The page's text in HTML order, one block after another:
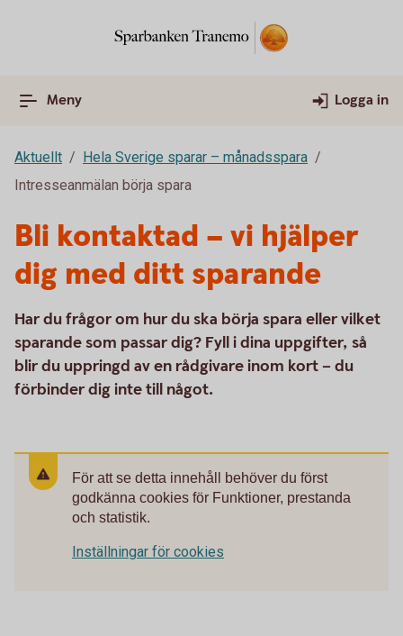
Meny Logga in
Aktuellt
Hela Sverige sparar – månadsspara
Intresseanmälan börja spara
Bli kontaktad – vi hjälper
dig med ditt sparande
Har du frågor om hur du ska börja spara eller vilket
sparande som passar dig? Fyll i dina uppgifter, så
blir du uppringd av en rådgivare inom kort – du
förbinder dig inte till något.
För att se detta innehåll behöver du först
godkänna cookies för Funktioner, prestanda
och statistik.
Inställningar för cookies